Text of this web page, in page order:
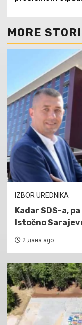
MORE
IZBOR UREDNIKA
Kadar SDS-a,
Istočno
2 дана ago